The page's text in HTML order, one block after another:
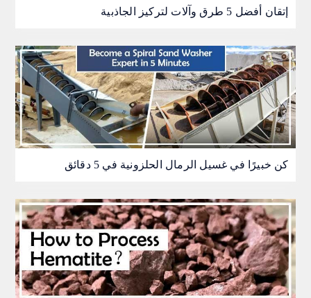
إتقان أفضل 5 طرق وآلات لتركيز الجاذبية
كن خبيرًا في غسيل الرمال الحلزونية في 5 دقائق